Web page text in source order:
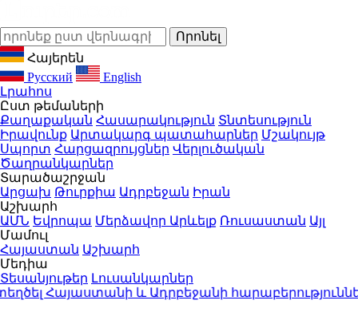
Հայերեն
Русский
English
Լրահոս
Ըստ թեմաների
Քաղաքական Հասարակություն Տնտեսություն
Իրավունք Արտակարգ պատահարներ Մշակույթ
Սպորտ Հարցազրույցներ Վերլուծական
Ծաղրանկարներ
Տարածաշրջան
Արցախ Թուրքիա Ադրբեջան Իրան
Աշխարհ
ԱՄՆ Եվրոպա Մերձավոր Արևելք Ռուսաստան Այլ
Մամուլ
Հայաստան Աշխարհ
Մեդիա
Տեսանյութեր Լուսանկարներ
Հայաստանի և Ադրբեջանի